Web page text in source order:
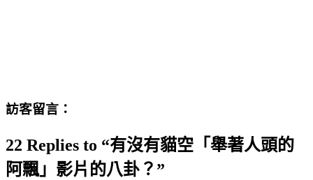
訪客留言：
22 Replies to “有沒有貓空「舉著人頭的
阿飄」影片的八卦？”